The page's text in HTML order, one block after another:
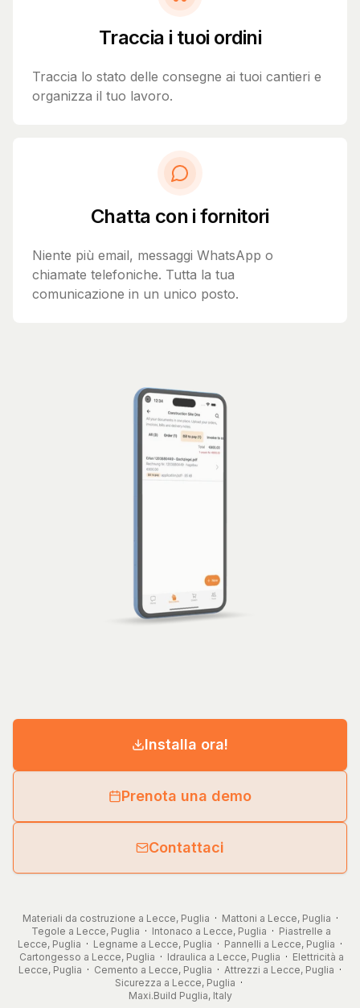
Traccia i tuoi ordini
Traccia lo stato delle consegne ai tuoi cantieri e
organizza il tuo lavoro.
Chatta con i fornitori
Niente più email, messaggi WhatsApp o
chiamate telefoniche. Tutta la tua
comunicazione in un unico posto.
Installa ora!
Prenota una demo
Contattaci
Materiali da costruzione a Lecce, Puglia · Mattoni a Lecce, Puglia ·
Tegole a Lecce, Puglia · Intonaco a Lecce, Puglia · Piastrelle a
Lecce, Puglia · Legname a Lecce, Puglia · Pannelli a Lecce, Puglia ·
Cartongesso a Lecce, Puglia · Idraulica a Lecce, Puglia · Elettricità a
Lecce, Puglia · Cemento a Lecce, Puglia · Attrezzi a Lecce, Puglia ·
Sicurezza a Lecce, Puglia ·
Maxi.Build Puglia, Italy